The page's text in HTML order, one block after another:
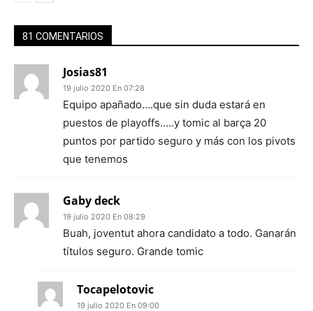
81 COMENTARIOS
Josias81
19 julio 2020 En 07:28
Equipo apañado….que sin duda estará en
puestos de playoffs…..y tomic al barça 20
puntos por partido seguro y más con los pivots
que tenemos
Gaby deck
19 julio 2020 En 08:29
Buah, joventut ahora candidato a todo. Ganarán
títulos seguro. Grande tomic
Tocapelotovic
19 julio 2020 En 09:00